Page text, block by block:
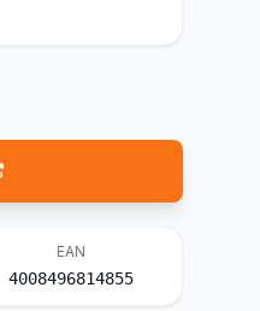
EAN
4008496814855